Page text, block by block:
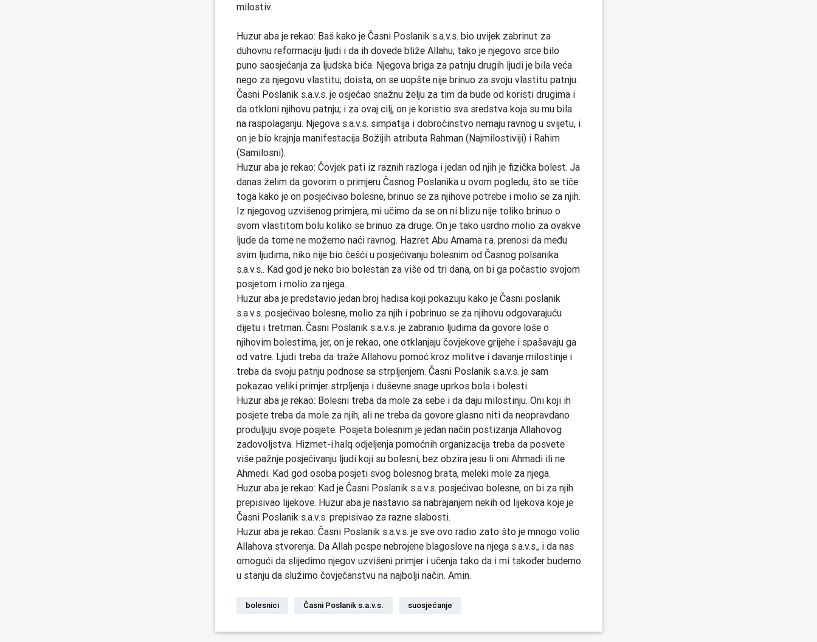
milostiv.
Huzur aba je rekao: Baš kako je Časni Poslanik s.a.v.s. bio uvijek zabrinut za
duhovnu reformaciju ljudi i da ih dovede bliže Allahu, tako je njegovo srce bilo
puno saosjećanja za ljudska bića. Njegova briga za patnju drugih ljudi je bila veća
nego za njegovu vlastitu; doista, on se uopšte nije brinuo za svoju vlastitu patnju.
Časni Poslanik s.a.v.s. je osjećao snažnu želju za tim da bude od koristi drugima i
da otkloni njihovu patnju; i za ovaj cilj, on je koristio sva sredstva koja su mu bila
na raspolaganju. Njegova s.a.v.s. simpatija i dobročinstvo nemaju ravnog u svijetu, i
on je bio krajnja manifestacija Božijih atributa Rahman (Najmilostiviji) i Rahim
(Samilosni).
Huzur aba je rekao: Čovjek pati iz raznih razloga i jedan od njih je fizička bolest. Ja
danas želim da govorim o primjeru Časnog Poslanika u ovom pogledu, što se tiče
toga kako je on posjećivao bolesne, brinuo se za njihove potrebe i molio se za njih.
Iz njegovog uzvišenog primjera, mi učimo da se on ni blizu nije toliko brinuo o
svom vlastitom bolu koliko se brinuo za druge. On je tako usrdno molio za ovakve
ljude da tome ne možemo naći ravnog. Hazret Abu Amama r.a. prenosi da među
svim ljudima, niko nije bio češći u posjećivanju bolesnim od Časnog polsanika
s.a.v.s.. Kad god je neko bio bolestan za više od tri dana, on bi ga počastio svojom
posjetom i molio za njega.
Huzur aba je predstavio jedan broj hadisa koji pokazuju kako je Časni poslanik
s.a.v.s. posjećivao bolesne, molio za njih i pobrinuo se za njihovu odgovarajuću
dijetu i tretman. Časni Poslanik s.a.v.s. je zabranio ljudima da govore loše o
njihovim bolestima, jer, on je rekao, one otklanjaju čovjekove grijehe i spašavaju ga
od vatre. Ljudi treba da traže Allahovu pomoć kroz molitve i davanje milostinje i
treba da svoju patnju podnose sa strpljenjem. Časni Poslanik s.a.v.s. je sam
pokazao veliki primjer strpljenja i duševne snage uprkos bola i bolesti.
Huzur aba je rekao: Bolesni treba da mole za sebe i da daju milostinju. Oni koji ih
posjete treba da mole za njih, ali ne treba da govore glasno niti da neopravdano
produljuju svoje posjete. Posjeta bolesnim je jedan način postizanja Allahovog
zadovoljstva. Hizmet-i.halq odjeljenja pomoćnih organizacija treba da posvete
više pažnje posjećivanju ljudi koji su bolesni, bez obzira jesu li oni Ahmadi ili ne
Ahmedi. Kad god osoba posjeti svog bolesnog brata, meleki mole za njega.
Huzur aba je rekao: Kad je Časni Poslanik s.a.v.s. posjećivao bolesne, on bi za njih
prepisivao lijekove. Huzur aba je nastavio sa nabrajanjem nekih od lijekova koje je
Časni Poslanik s.a.v.s. prepisivao za razne slabosti.
Huzur aba je rekao: Časni Poslanik s.a.v.s. je sve ovo radio zato što je mnogo volio
Allahova stvorenja. Da Allah pospe nebrojene blagoslove na njega s.a.v.s., i da nas
omogući da slijedimo njegov uzvišeni primjer i učenja tako da i mi također budemo
u stanju da služimo čovječanstvu na najbolji način. Amin.
bolesnici Časni Poslanik s.a.v.s. suosjećanje